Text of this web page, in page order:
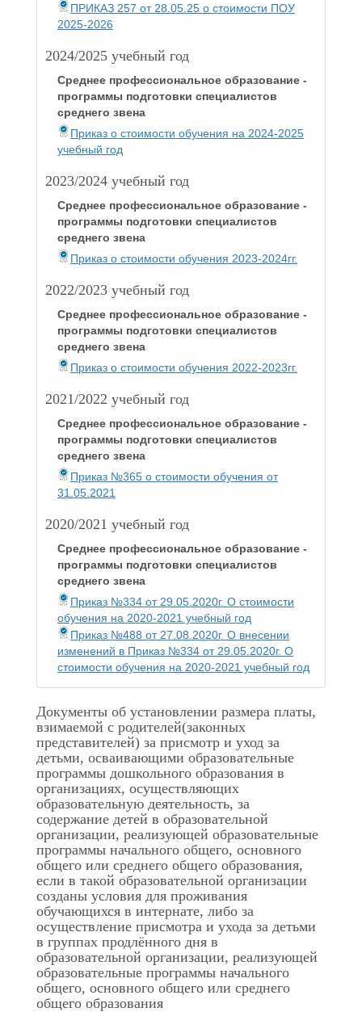
ПРИКАЗ 257 от 28.05.25 о стоимости ПОУ
2025-2026
2024/2025 учебный год
Среднее профессиональное образование -
программы подготовки специалистов
среднего звена
Приказ о стоимости обучения на 2024-2025
учебный год
2023/2024 учебный год
Среднее профессиональное образование -
программы подготовки специалистов
среднего звена
Приказ о стоимости обучения 2023-2024гг.
2022/2023 учебный год
Среднее профессиональное образование -
программы подготовки специалистов
среднего звена
Приказ о стоимости обучения 2022-2023гг.
2021/2022 учебный год
Среднее профессиональное образование -
программы подготовки специалистов
среднего звена
Приказ №365 о стоимости обучения от
31.05.2021
2020/2021 учебный год
Среднее профессиональное образование -
программы подготовки специалистов
среднего звена
Приказ №334 от 29.05.2020г. О стоимости
обучения на 2020-2021 учебный год
Приказ №488 от 27.08.2020г. О внесении
изменений в Приказ №334 от 29.05.2020г. О
стоимости обучения на 2020-2021 учебный год
Документы об установлении размера платы,
взимаемой с родителей(законных
представителей) за присмотр и уход за
детьми, осваивающими образовательные
программы дошкольного образования в
организациях, осуществляющих
образовательную деятельность, за
содержание детей в образовательной
организации, реализующей образовательные
программы начального общего, основного
общего или среднего общего образования,
если в такой образовательной организации
созданы условия для проживания
обучающихся в интернате, либо за
осуществление присмотра и ухода за детьми
в группах продлённого дня в
образовательной организации, реализующей
образовательные программы начального
общего, основного общего или среднего
общего образования